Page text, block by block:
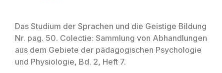
Das Studium der Sprachen und die Geistige Bildung
Nr. pag. 50. Colectie: Sammlung von Abhandlungen
aus dem Gebiete der pädagogischen Psychologie
und Physiologie, Bd. 2, Heft 7.